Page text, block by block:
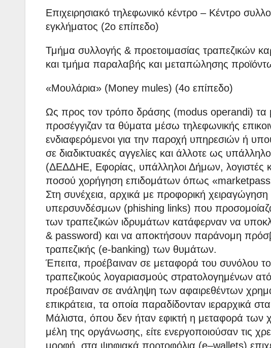
Επιχειρησιακό τηλεφωνικό κέντρο – Κέντρο
εγκλήματος (2ο επίπεδο)
Τμήμα συλλογής & προετοιμασίας τραπεζικών
και τμήμα παραλαβής και μεταπώλησης
«Μουλάρια» (Money mules) (4ο επίπεδο)
Ως προς τον τρόπο δράσης (modus operandi) τα
προσέγγιζαν τα θύματα μέσω τηλεφωνικής
ενδιαφερόμενοι για την παροχή υπηρεσιών ή
σε διαδικτυακές αγγελίες και άλλοτε ως
(ΔΕΔΔΗΕ, Εφορίας, υπάλληλοι Δήμων, λογιστές
ποσού χορήγηση επιδομάτων όπως
Στη συνέχεια, αρχικά με προφορική
υπερσυνδέσμων (phishing links) που
των τραπεζικών ιδρυμάτων κατάφερναν να
& password) και να αποκτήσουν παράνομη
τραπεζικής (e-banking) των θυμάτων.
Έπειτα, προέβαιναν σε μεταφορά του συνόλου
τραπεζικούς λογαριασμούς στρατολογημένων
προέβαιναν σε ανάληψη των αφαιρεθέντων
επικράτεια, τα οποία παραδίδονταν ιεραρχικά
Μάλιστα, όπου δεν ήταν εφικτή η μεταφορά των
μέλη της οργάνωσης, είτε ενεργοποιούσαν τις
μορφή, στα ψηφιακά πορτοφόλια (e–wallets)